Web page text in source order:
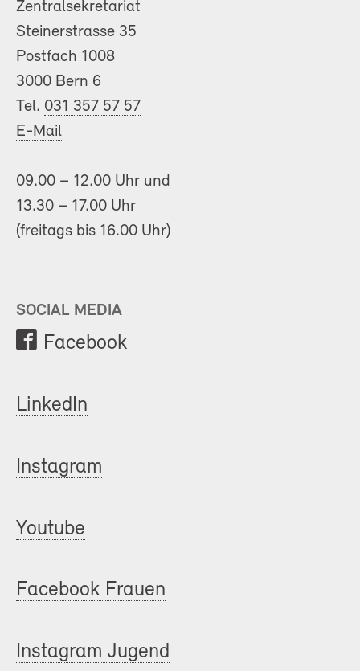
Zentralsekretariat
Steinerstrasse 35
Postfach 1008
3000 Bern 6
Tel. 031 357 57 57
E-Mail
09.00 – 12.00 Uhr und
13.30 – 17.00 Uhr
(freitags bis 16.00 Uhr)
SOCIAL MEDIA
Facebook
LinkedIn
Instagram
Youtube
Facebook Frauen
Instagram Jugend